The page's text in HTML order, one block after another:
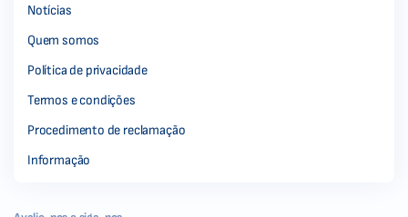
Notícias
Quem somos
Política de privacidade
Termos e condições
Procedimento de reclamação
Informação